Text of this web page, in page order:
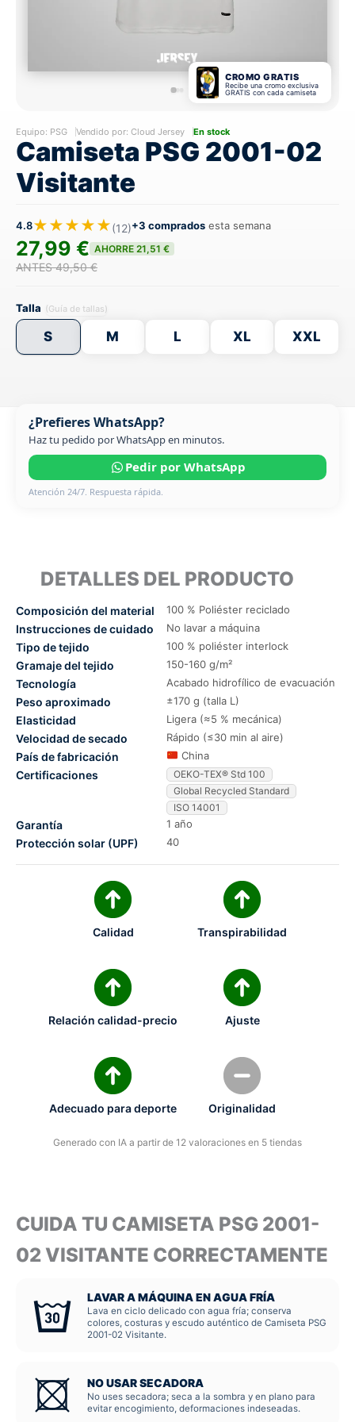
CROMO GRATIS
Recibe una cromo exclusiva
GRATIS con cada camiseta
Equipo: PSG Vendido por: Cloud Jersey En stock
Camiseta PSG 2001-02
Visitante
4.8★★★★★(12)+3 comprados esta semana
27,99 € AHORRE 21,51 €
ANTES 49,50 €
Talla (Guía de tallas)
S M L XL XXL
¿Prefieres WhatsApp?
Haz tu pedido por WhatsApp en minutos.
Pedir por WhatsApp
Atención 24/7. Respuesta rápida.
DETALLES DEL PRODUCTO
Composición del material 100 % Poliéster reciclado
Instrucciones de cuidado No lavar a máquina
Tipo de tejido 100 % poliéster interlock
Gramaje del tejido 150-160 g/m²
Tecnología Acabado hidrofílico de evacuación
Peso aproximado ±170 g (talla L)
Elasticidad Ligera (≈5 % mecánica)
Velocidad de secado Rápido (≤30 min al aire)
País de fabricación China
Certificaciones
OEKO-TEX® Std 100
Global Recycled Standard
ISO 14001
Garantía 1 año
Protección solar (UPF) 40
Calidad Transpirabilidad
Relación calidad-precio Ajuste
Adecuado para deporte Originalidad
Generado con IA a partir de 12 valoraciones en 5 tiendas
CUIDA TU CAMISETA PSG 2001-
02 VISITANTE CORRECTAMENTE
LAVAR A MÁQUINA EN AGUA FRÍA
Lava en ciclo delicado con agua fría; conserva
colores, costuras y escudo auténtico de Camiseta PSG
2001-02 Visitante.
NO USAR SECADORA
No uses secadora; seca a la sombra y en plano para
evitar encogimiento, deformaciones indeseadas.